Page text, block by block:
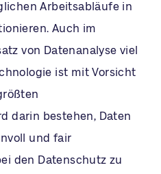
Arbeitsabläufe in
Auch im
von Datenanalyse viel
ist mit Vorsicht
darin bestehen, Daten
und fair
den Datenschutz zu